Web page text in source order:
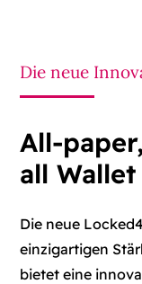
Die neue
All-paper,
all
Die neue
einzigartigen
bietet eine